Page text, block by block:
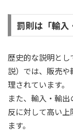
罰則は「輸入
歴史的な説明と
説）では、販売
理されています。
また、輸入・輸
反に対して高い
ます。